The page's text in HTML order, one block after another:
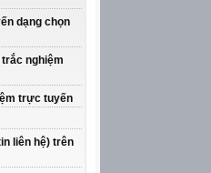
dạng chọn
nghiệm
trực tuyến
liên hệ) trên